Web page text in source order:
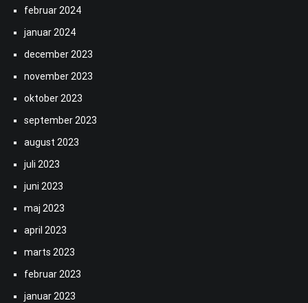
februar 2024
januar 2024
december 2023
november 2023
oktober 2023
september 2023
august 2023
juli 2023
juni 2023
maj 2023
april 2023
marts 2023
februar 2023
januar 2023